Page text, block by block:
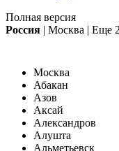
Полная версия
Россия | Москва | Еще
Москва
Абакан
Азов
Аксай
Александров
Алушта
Альметьевск